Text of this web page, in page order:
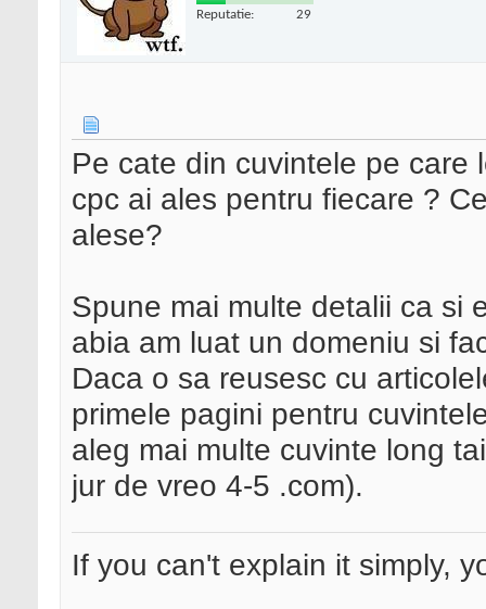
Reputatie: 29
Pe cate din cuvintele pe care
cpc ai ales pentru fiecare ?
alese?
Spune mai multe detalii ca si
abia am luat un domeniu si
Daca o sa reusesc cu
primele pagini pentru
aleg mai multe cuvinte long
jur de vreo 4-5 .com).
If you can't explain it simply,